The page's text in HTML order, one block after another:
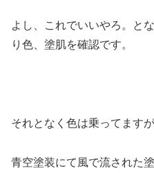
よし、これでいいやろ。と
り色、塗肌を確認です。
それとなく色は乗ってます
青空塗装にて風で流された